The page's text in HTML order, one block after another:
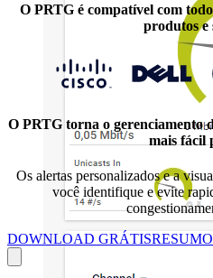
O PRTG é compatível com
produtos e
O PRTG torna o gerenciamento
mais fácil
Os alertas personalizados e a
você identifique e evite
DOWNLOAD GRÁTIS